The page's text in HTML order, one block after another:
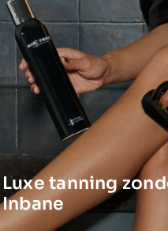
Luxe tanning
Inbane